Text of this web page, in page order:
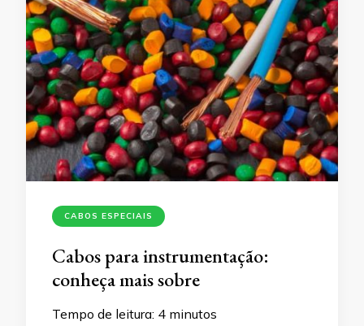
CABOS ESPECIAIS
Cabos para instrumentação:
conheça mais sobre
Tempo de leitura: 4 minutos